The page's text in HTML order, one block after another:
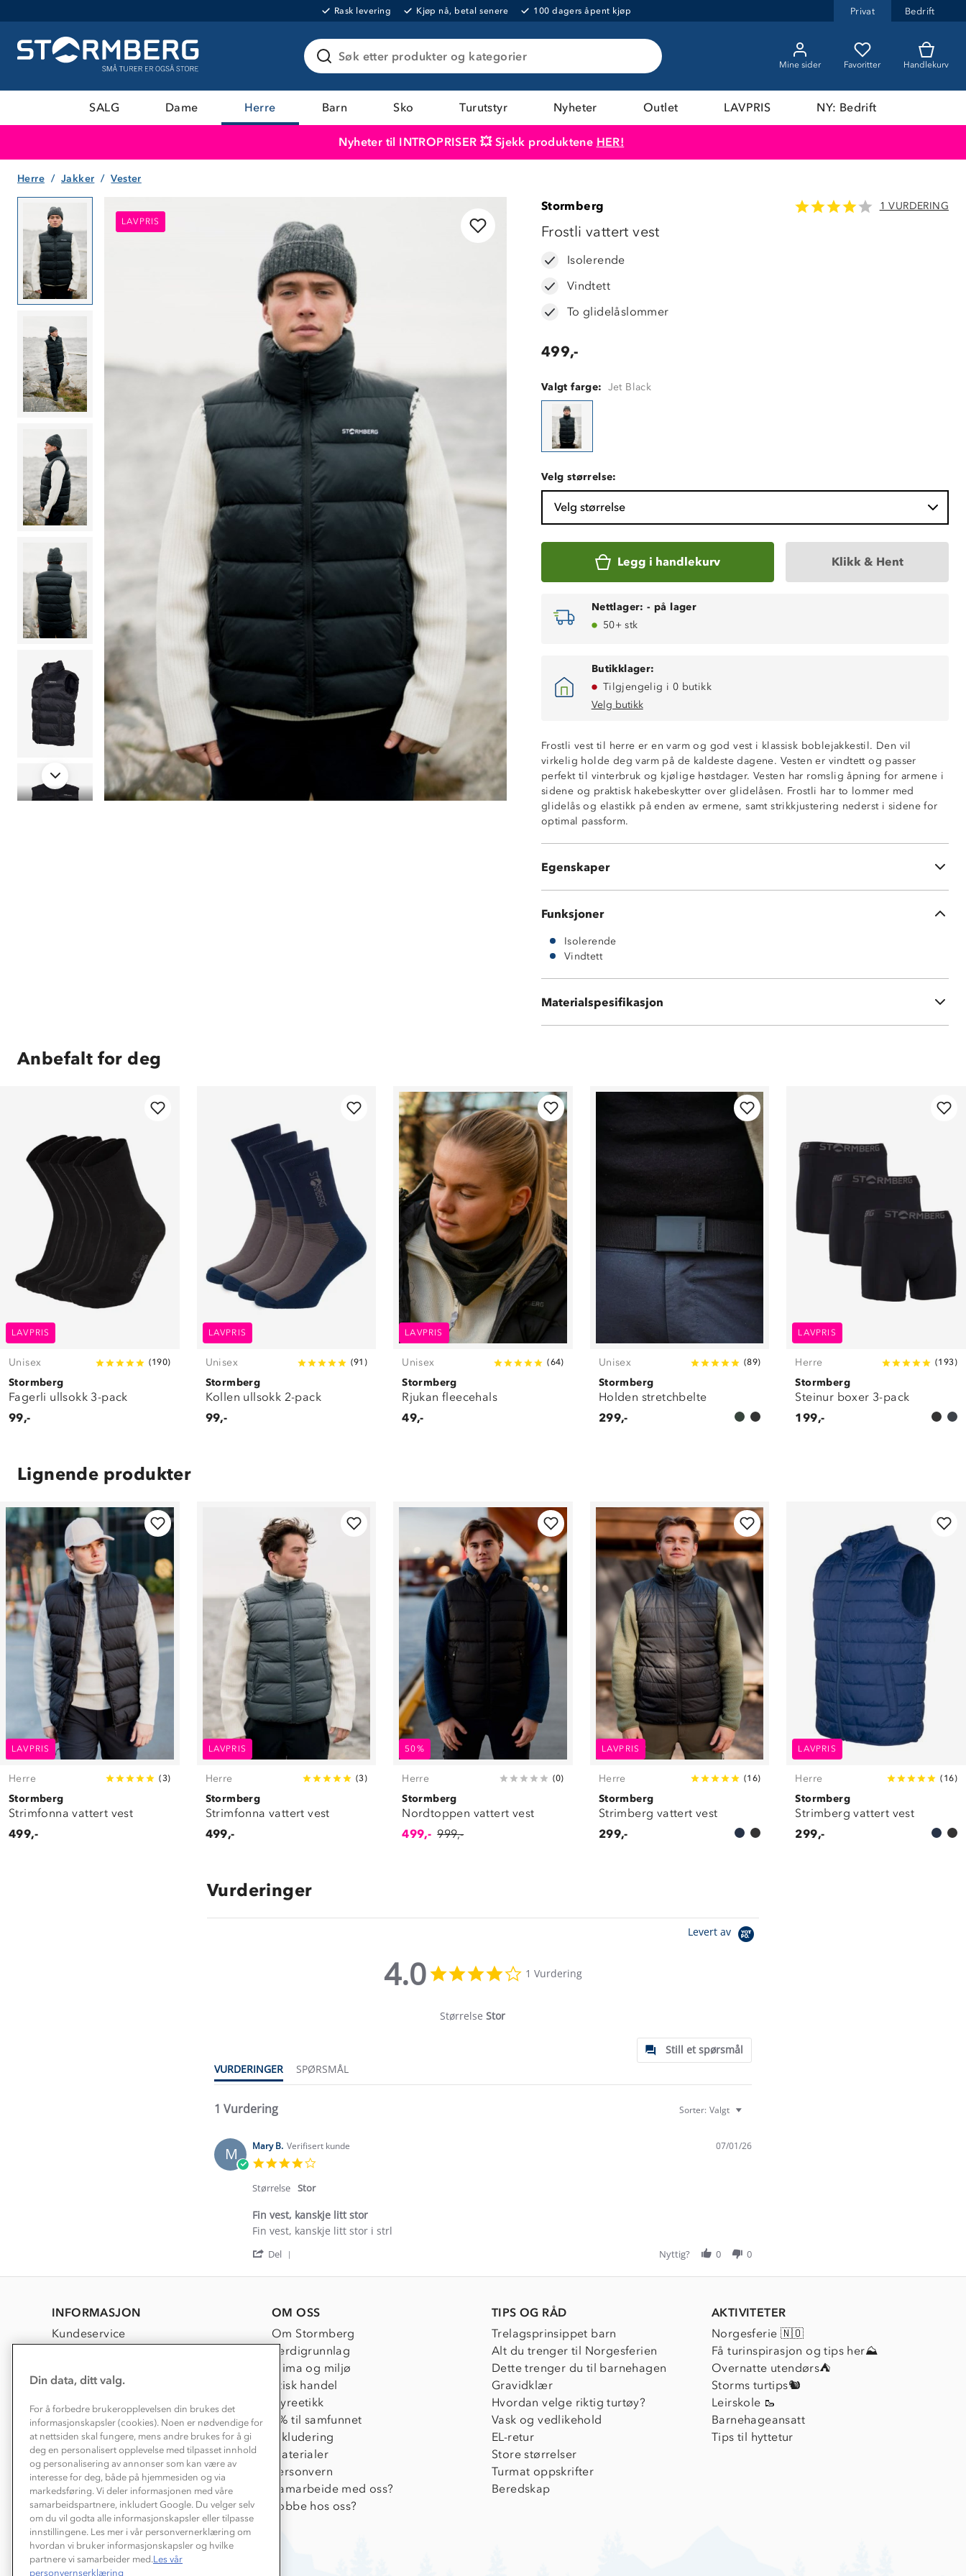
Rask levering Kjøp nå, betal senere 100 dagers åpent kjøp Privat Bedrift
Søk etter produkter og kategorier
Mine sider Favoritter Handlekurv
SALG Dame Herre Barn Sko Turutstyr Nyheter Outlet LAVPRIS NY: Bedrift
Nyheter til INTROPRISER 💥 Sjekk produktene HER!
Herre Jakker Vester
LAVPRIS
LAVPRIS
Stormberg 1 VURDERING
Frostli vattert vest
Isolerende
Vindtett
To glidelåslommer
499,-
Valgt farge: Jet Black
Velg størrelse:
Velg størrelse
Legg i handlekurv Klikk & Hent
Nettlager: - på lager
50+ stk
Butikklager:
Tilgjengelig i 0 butikk
Velg butikk
Frostli vest til herre er en varm og god vest i klassisk boblejakkestil. Den vil
virkelig holde deg varm på de kaldeste dagene. Vesten er vindtett og passer
perfekt til vinterbruk og kjølige høstdager. Vesten har romslig åpning for armene i
sidene og praktisk hakebeskytter over glidelåsen. Frostli har to lommer med
glidelås og elastikk på enden av ermene, samt strikkjustering nederst i sidene for
optimal passform.
Egenskaper
Isolerende
Vindtett
To glidelåslommer
Elastiske avslutninger
Funksjoner
Isolerende
Vindtett
Materialspesifikasjon
Vattering 100 % polyester
Anbefalt for deg
LAVPRIS
Unisex (190)
Stormberg
Fagerli ullsokk 3-pack
99,-
LAVPRIS
Unisex (91 )
Stormberg
Kollen ullsokk 2-pack
99,-
LAVPRIS
Unisex (64)
Stormberg
Rjukan fleecehals
49,-
Unisex (89)
Stormberg
Holden stretchbelte
299,-
LAVPRIS
Herre (193)
Stormberg
Steinur boxer 3-pack
199,-
Lignende produkter
LAVPRIS
Herre (3)
Stormberg
Strimfonna vattert vest
499,-
LAVPRIS
Herre (3)
Stormberg
Strimfonna vattert vest
499,-
50%
Herre (0)
Stormberg
Nordtoppen vattert vest
499,- 999,-
LAVPRIS
Herre (16)
Stormberg
Strimberg vattert vest
299,-
LAVPRIS
Herre ( 16)
Stormberg
Strimberg vattert vest
299,-
Vurderinger
Levert av
4.0
star
1 Vurdering
Størrelse Stor
Still et spørsmål
VURDERINGER
SPØRSMÅL
1 Vurdering Sorter: Valgt
M Mary B. Verifisert kunde 07/01/26
Størrelse Stor
Fin vest, kanskje litt stor
Review
Mary
on
2026
review
Fin
kanskje
Fin vest, kanskje litt stor i strl
Del
Review
B.
on
7
Jan
Nyttig? 0 0
INFORMASJON
Kundeservice
Kundeklubb
Våre butikker
Bedrift, barnehage og SFO
Presse
OM OSS
Om Stormberg
Verdigrunnlag
Klima og miljø
Etisk handel
Dyreetikk
1% til samfunnet
Inkludering
Materialer
Personvern
Samarbeide med oss?
Jobbe hos oss?
TIPS OG RÅD
Trelagsprinsippet barn
Alt du trenger til Norgesferien
Dette trenger du til barnehagen
Gravidklær
Hvordan velge riktig turtøy?
Vask og vedlikehold
EL-retur
Store størrelser
Turmat oppskrifter
Beredskap
AKTIVITETER
Norgesferie 🇳🇴
Få turinspirasjon og tips her⛰
Overnatte utendørs⛺
Storms turtips🐿️
Leirskole 🥾
Barnehageansatt
Tips til hyttetur
Din data, ditt valg.
For å forbedre brukeropplevelsen din brukes det
informasjonskapsler (cookies). Noen er nødvendige for
at nettsiden skal fungere, mens andre brukes for å gi
deg en personalisert opplevelse med tilpasset innhold
og personalisering av annonser som kan være av
interesse for deg, både på hjemmesiden og via
markedsføring. Vi deler informasjonen med våre
samarbeidspartnere, inkludert Google. Du velger selv
om du vil godta alle informasjonskapsler eller tilpasse
innstillingene. Les mer i vår personvernerklæring om
hvordan vi bruker informasjonskapsler og hvilke
partnere vi samarbeider med.Les vår
personvernserklæring